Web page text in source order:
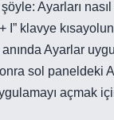
şöyle: Ayarları
klavye
Ayarlar
sol paneldeki
açmak